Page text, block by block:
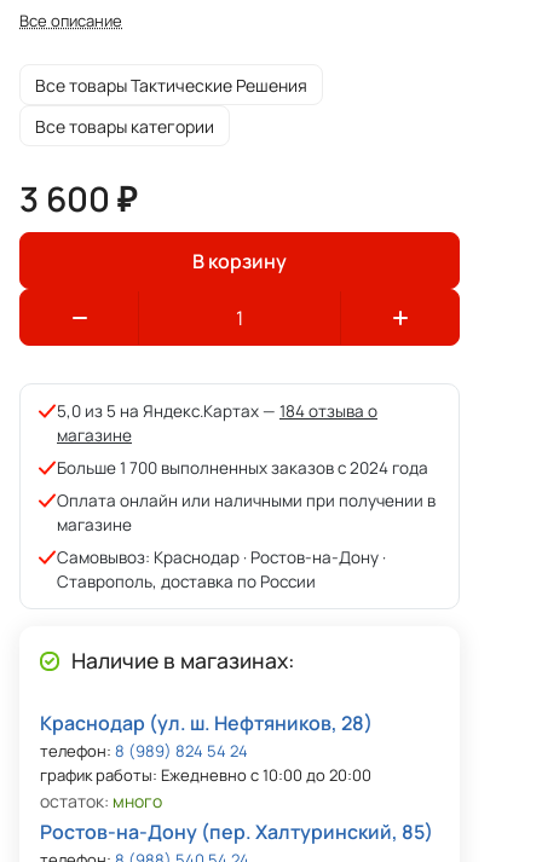
Все описание
Все товары Тактические Решения
Все товары категории
3 600 ₽
В корзину
5,0 из 5 на Яндекс.Картах — 184 отзыва о
магазине
Больше 1 700 выполненных заказов с 2024 года
Оплата онлайн или наличными при получении в
магазине
Самовывоз: Краснодар · Ростов-на-Дону ·
Ставрополь, доставка по России
Наличие в магазинах:
Краснодар (ул. ш. Нефтяников, 28)
телефон: 8 (989) 824 54 24
график работы: Ежедневно с 10:00 до 20:00
остаток: много
Ростов-на-Дону (пер. Халтуринский, 85)